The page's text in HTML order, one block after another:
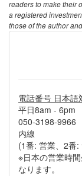
readers to make their
a registered
those of the author
電話番号 日本語
平日8am - 6pm
050-3198-9966
内線
(1番: 営業、2番:
※日本の営業時
なります。